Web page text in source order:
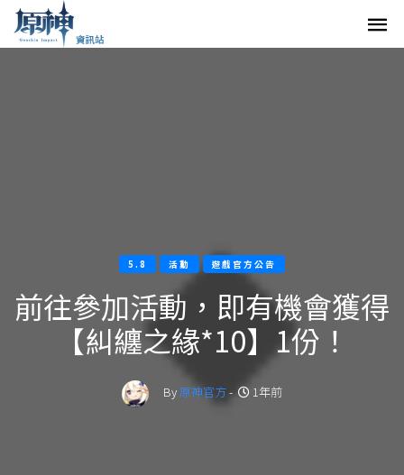
5.8 活動 遊戲官方公告
前往參加活動，即有機會獲得
【糾纏之緣*10】1份！
By原神官方- 1年前